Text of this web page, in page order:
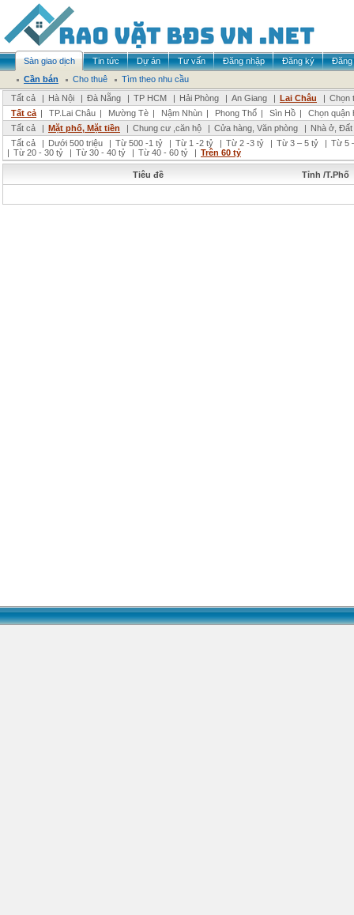
Sàn giao dịch Tin tức Dự án Tư vấn Đăng nhập Đăng ký
Đăng
Cần bán
Cho thuê
Tìm theo nhu cầu
Tất cả
| Hà Nội | Đà Nẵng | TP HCM | Hải Phòng | An Giang | Lai Châu | Chọn
Tất cả | TP.Lai Châu | Mường Tè | Nậm Nhùn | Phong Thổ | Sìn Hồ |
Chọn quận
Tất cả
| Mặt phố, Mặt tiền | Chung cư ,căn hộ | Cửa hàng, Văn phòng | Nhà ở,
Tất cả
| Dưới 500 triệu | Từ 500 -1 tỷ | Từ 1 -2 tỷ | Từ 2 -3 tỷ | Từ 3 – 5 tỷ | Từ 5
| Từ 20 - 30 tỷ | Từ 30 - 40 tỷ | Từ 40 - 60 tỷ | Trên 60 tỷ
Tiêu đề Tỉnh /T.Phố